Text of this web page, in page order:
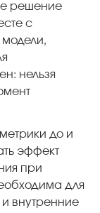
решение
с
нельзя
до и
эффект
при
для
внутренние